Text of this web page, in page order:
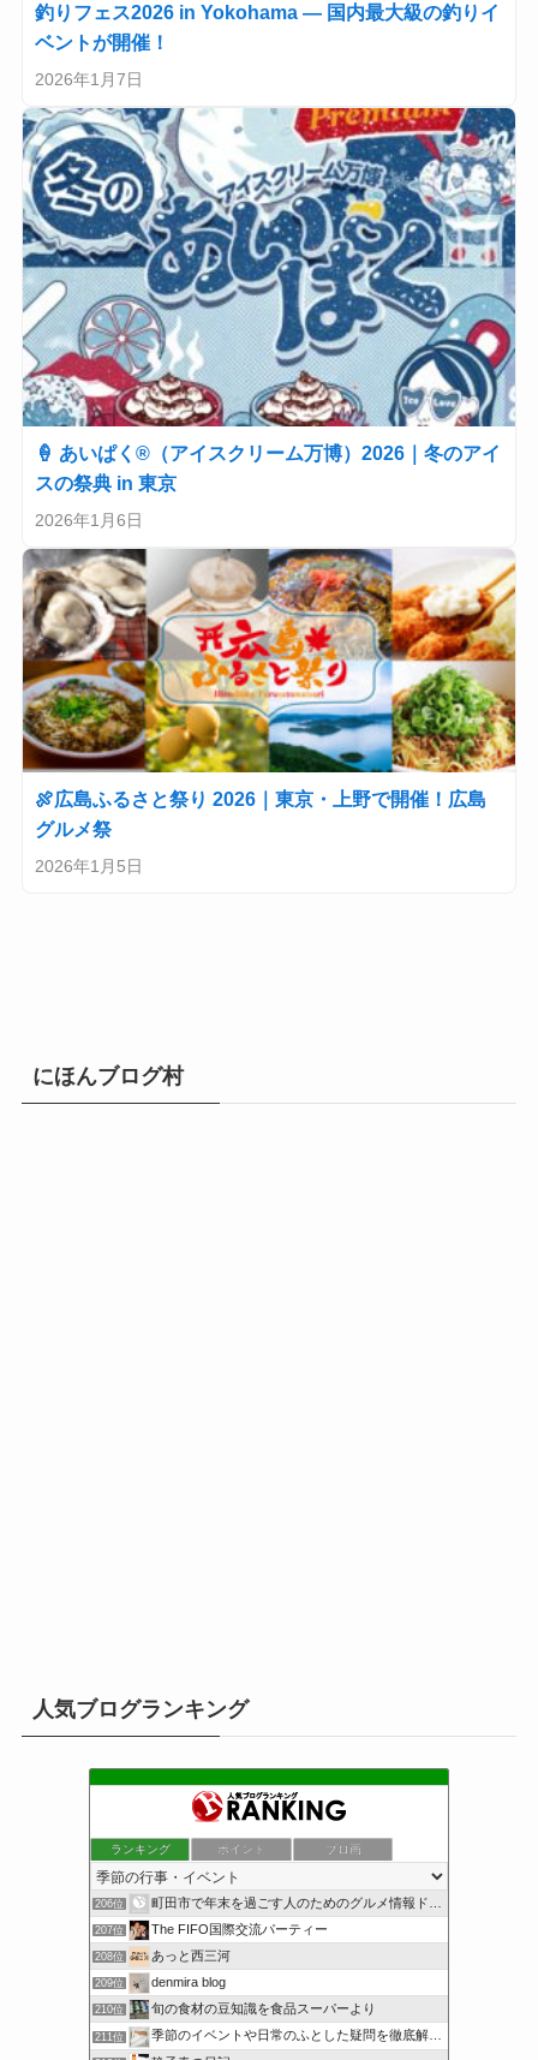
釣りフェス2026 in Yokohama — 国内最大級の釣りイ
ベントが開催！
2026年1月7日
🍦 あいぱく®（アイスクリーム万博）2026｜冬のアイ
スの祭典 in 東京
2026年1月6日
🍖広島ふるさと祭り 2026｜東京・上野で開催！広島
グルメ祭
2026年1月5日
にほんブログ村
人気ブログランキング
ランキング ポイント ブロ画
206位 町田市で年末を過ごす人のためのグルメ情報ドットコム
207位 The FIFO国際交流パーティー
208位 あっと西三河
209位 denmira blog
210位 旬の食材の豆知識を食品スーパーより
211位 季節のイベントや日常のふとした疑問を徹底解説！